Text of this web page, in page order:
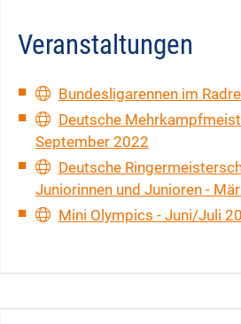
Veranstaltungen
Bundesligarennen im
Deutsche
September 2022
Deutsche
Juniorinnen und Junioren -
Mini Olympics - Juni/Juli